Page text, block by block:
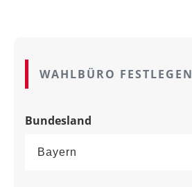
WAHLBÜRO FESTLEGEN
Bundesland